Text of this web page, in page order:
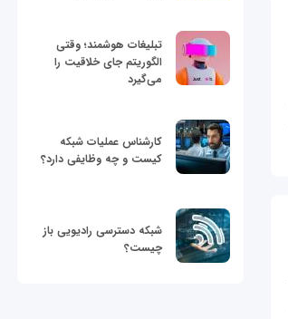
تبلیغات هوشمند؛ وقتی
الگوریتم جای خلاقیت را
می‌گیرد
کارشناس عملیات شبکه
کیست و چه وظایفی دارد؟
شبکه دسترسی رادیویی باز
چیست؟